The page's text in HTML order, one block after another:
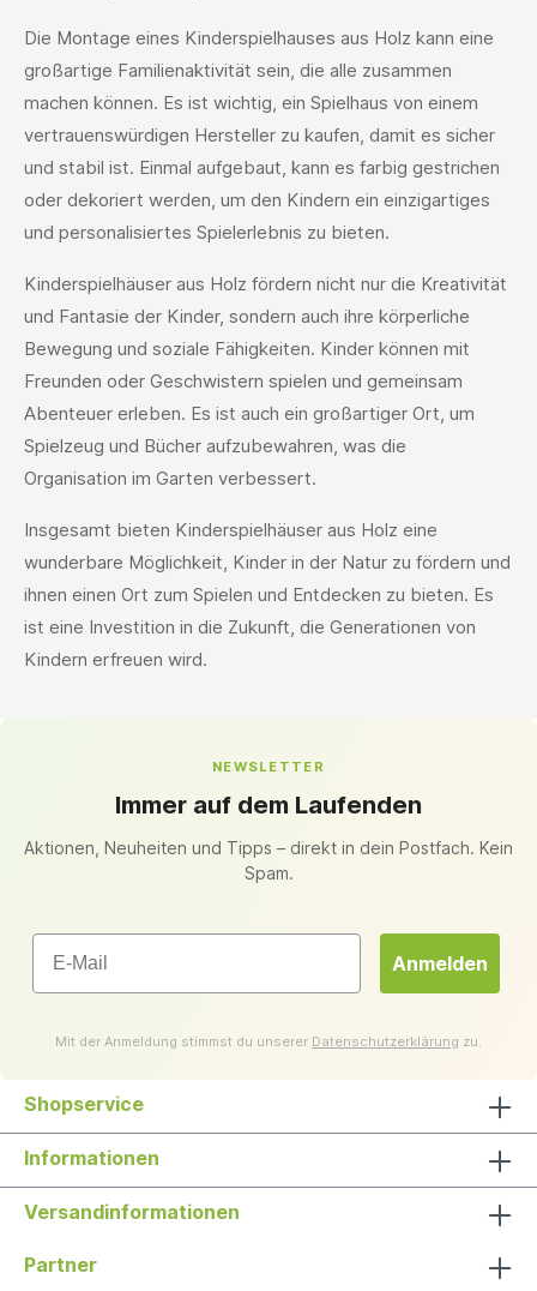
Die Montage eines Kinderspielhauses aus Holz kann eine
großartige Familienaktivität sein, die alle zusammen
machen können. Es ist wichtig, ein Spielhaus von einem
vertrauenswürdigen Hersteller zu kaufen, damit es sicher
und stabil ist. Einmal aufgebaut, kann es farbig gestrichen
oder dekoriert werden, um den Kindern ein einzigartiges
und personalisiertes Spielerlebnis zu bieten.
Kinderspielhäuser aus Holz fördern nicht nur die Kreativität
und Fantasie der Kinder, sondern auch ihre körperliche
Bewegung und soziale Fähigkeiten. Kinder können mit
Freunden oder Geschwistern spielen und gemeinsam
Abenteuer erleben. Es ist auch ein großartiger Ort, um
Spielzeug und Bücher aufzubewahren, was die
Organisation im Garten verbessert.
Insgesamt bieten Kinderspielhäuser aus Holz eine
wunderbare Möglichkeit, Kinder in der Natur zu fördern und
ihnen einen Ort zum Spielen und Entdecken zu bieten. Es
ist eine Investition in die Zukunft, die Generationen von
Kindern erfreuen wird.
NEWSLETTER
Immer auf dem Laufenden
Aktionen, Neuheiten und Tipps – direkt in dein Postfach. Kein
Spam.
Email
Anmelden
Mit der Anmeldung stimmst du unserer Datenschutzerklärung zu.
Shopservice
Informationen
Versandinformationen
Partner